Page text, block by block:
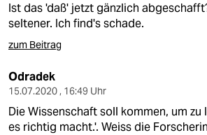
Ist das 'daß' jetzt gänzlich
seltener. Ich find's schade.
zum Beitrag
Odradek
15.07.2020 , 16:49 Uhr
Die Wissenschaft soll kommen, um zu
es richtig macht.'. Weiss die